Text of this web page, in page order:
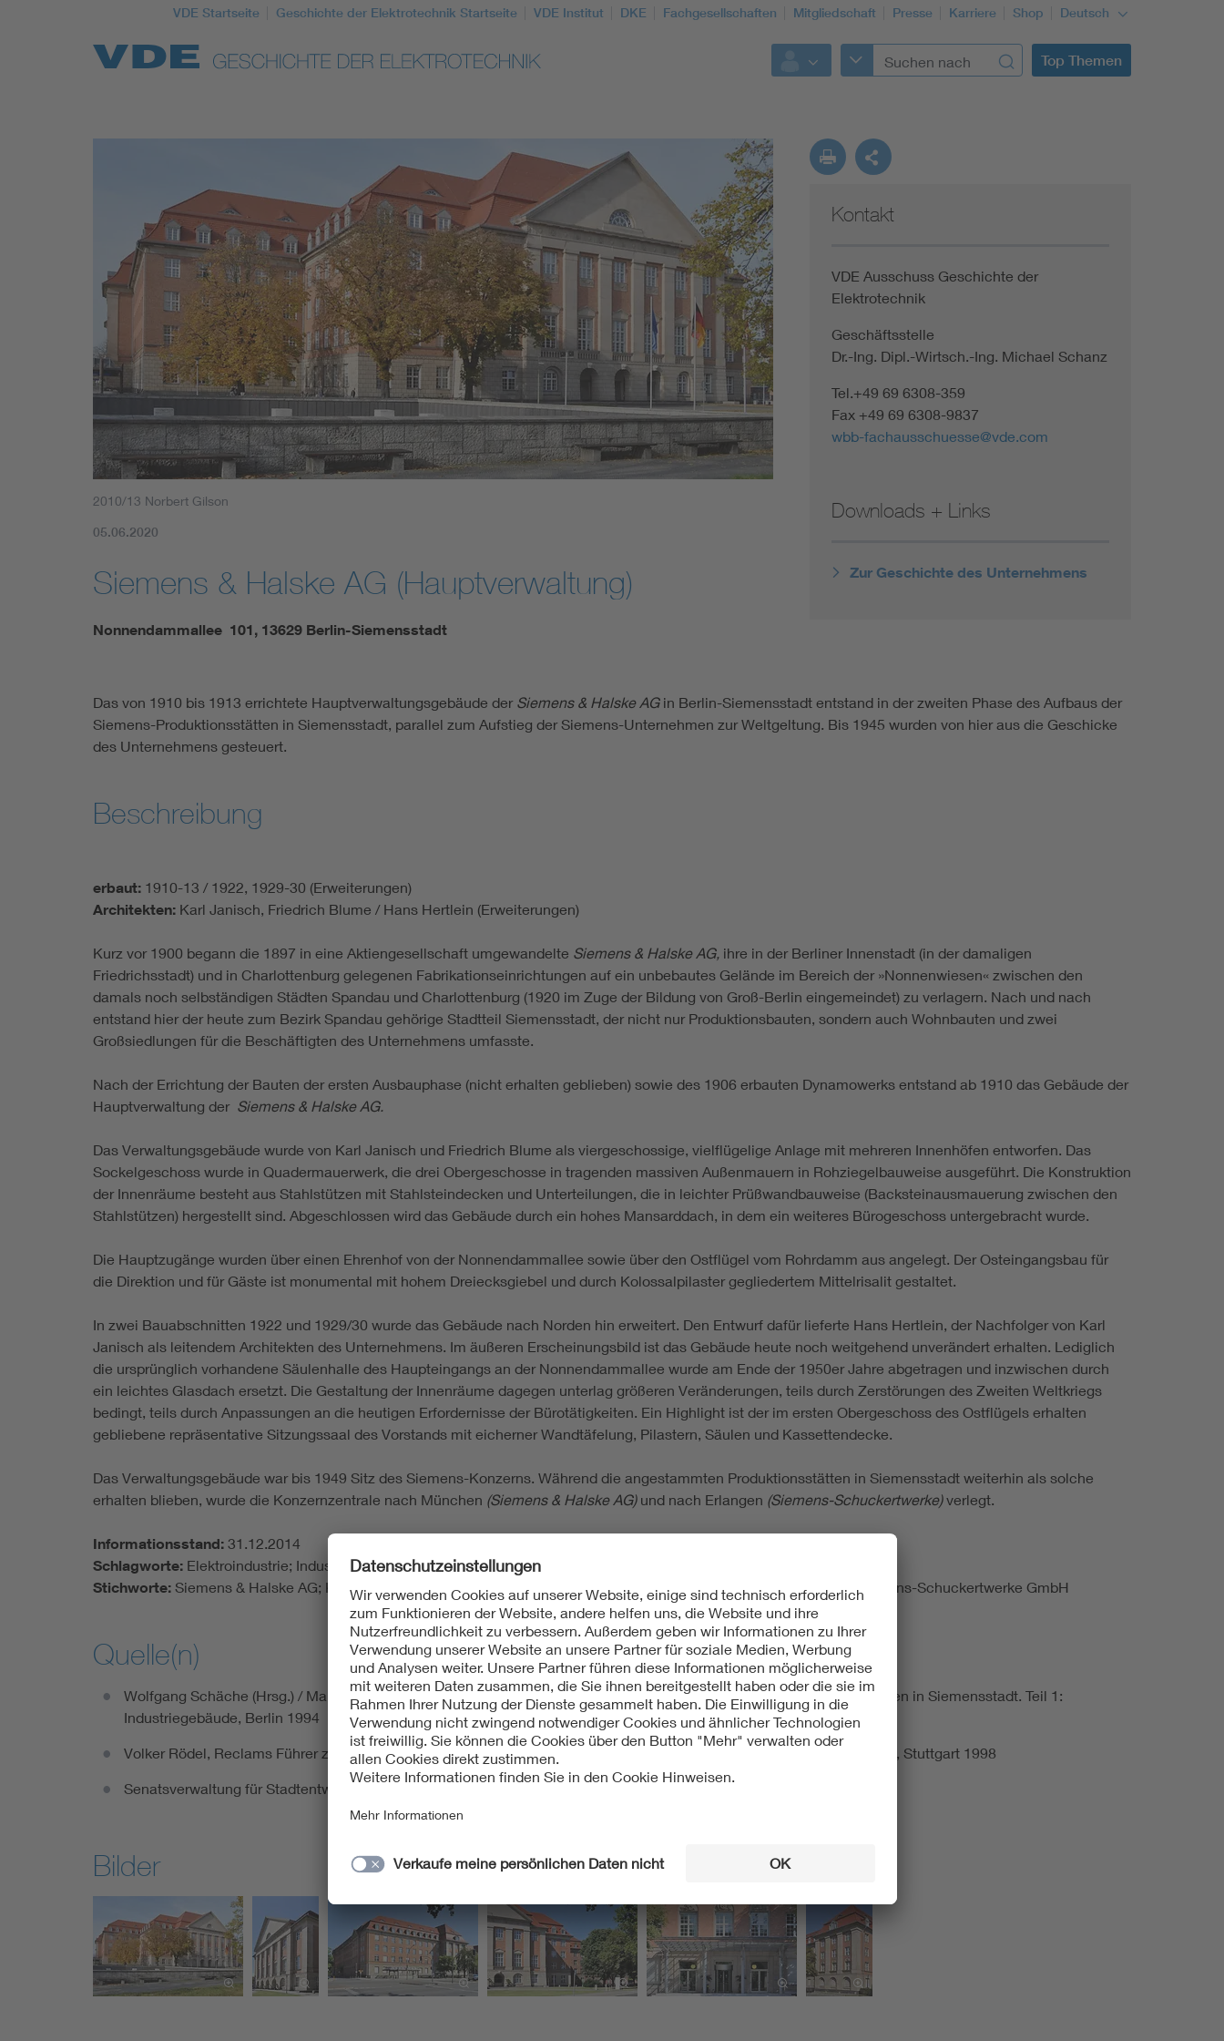
VDE Startseite Geschichte der Elektrotechnik Startseite VDE Institut DKE Fachgesellschaften Mitgliedschaft Presse Karriere Shop Deutsch
Top Themen
Top Themen
Weitere Themen
2010/13 Norbert Gilson
05.06.2020
Siemens & Halske AG (Hauptverwaltung)
Nonnendammallee 101, 13629 Berlin-Siemensstadt
Kontakt
VDE Ausschuss Geschichte der
Elektrotechnik
Geschäftsstelle
Dr.-Ing. Dipl.-Wirtsch.-Ing. Michael Schanz
Tel.+49 69 6308-359
Fax +49 69 6308-9837
wbb-fachausschuesse@vde.com
Downloads + Links
Zur Geschichte des Unternehmens
Das von 1910 bis 1913 errichtete Hauptverwaltungsgebäude der Siemens & Halske AGin Berlin-Siemensstadt entstand in der zweiten Phase des Aufbaus der
Siemens-Produktionsstätten in Siemensstadt, parallel zum Aufstieg der Siemens-Unternehmen zur Weltgeltung. Bis 1945 wurden von hier aus die Geschicke
des Unternehmens gesteuert.
Beschreibung
erbaut: 1910-13 / 1922, 1929-30 (Erweiterungen)
Architekten: Karl Janisch, Friedrich Blume / Hans Hertlein (Erweiterungen)
Kurz vor 1900 begann die 1897 in eine Aktiengesellschaft umgewandelte Siemens & Halske AG, ihre in der Berliner Innenstadt (in der damaligen
Friedrichsstadt) und in Charlottenburg gelegenen Fabrikationseinrichtungen auf ein unbebautes Gelände im Bereich der »Nonnenwiesen« zwischen den
damals noch selbständigen Städten Spandau und Charlottenburg (1920 im Zuge der Bildung von Groß-Berlin eingemeindet) zu verlagern. Nach und nach
entstand hier der heute zum Bezirk Spandau gehörige Stadtteil Siemensstadt, der nicht nur Produktionsbauten, sondern auch Wohnbauten und zwei
Großsiedlungen für die Beschäftigten des Unternehmens umfasste.
Nach der Errichtung der Bauten der ersten Ausbauphase (nicht erhalten geblieben) sowie des 1906 erbauten Dynamowerks entstand ab 1910 das Gebäude der
Hauptverwaltung der Siemens & Halske AG.
Das Verwaltungsgebäude wurde von Karl Janisch und Friedrich Blume als viergeschossige, vielflügelige Anlage mit mehreren Innenhöfen entworfen. Das
Sockelgeschoss wurde in Quadermauerwerk, die drei Obergeschosse in tragenden massiven Außenmauern in Rohziegelbauweise ausgeführt. Die Konstruktion
der Innenräume besteht aus Stahlstützen mit Stahlsteindecken und Unterteilungen, die in leichter Prüßwandbauweise (Backsteinausmauerung zwischen den
Stahlstützen) hergestellt sind. Abgeschlossen wird das Gebäude durch ein hohes Mansarddach, in dem ein weiteres Bürogeschoss untergebracht wurde.
Die Hauptzugänge wurden über einen Ehrenhof von der Nonnendammallee sowie über den Ostflügel vom Rohrdamm aus angelegt. Der Osteingangsbau für
die Direktion und für Gäste ist monumental mit hohem Dreiecksgiebel und durch Kolossalpilaster gegliedertem Mittelrisalit gestaltet.
In zwei Bauabschnitten 1922 und 1929/30 wurde das Gebäude nach Norden hin erweitert. Den Entwurf dafür lieferte Hans Hertlein, der Nachfolger von Karl
Janisch als leitendem Architekten des Unternehmens. Im äußeren Erscheinungsbild ist das Gebäude heute noch weitgehend unverändert erhalten. Lediglich
die ursprünglich vorhandene Säulenhalle des Haupteingangs an der Nonnendammallee wurde am Ende der 1950er Jahre abgetragen und inzwischen durch
ein leichtes Glasdach ersetzt. Die Gestaltung der Innenräume dagegen unterlag größeren Veränderungen, teils durch Zerstörungen des Zweiten Weltkriegs
bedingt, teils durch Anpassungen an die heutigen Erfordernisse der Bürotätigkeiten. Ein Highlight ist der im ersten Obergeschoss des Ostflügels erhalten
gebliebene repräsentative Sitzungssaal des Vorstands mit eicherner Wandtäfelung, Pilastern, Säulen und Kassettendecke.
Das Verwaltungsgebäude war bis 1949 Sitz des Siemens-Konzerns. Während die angestammten Produktionsstätten in Siemensstadt weiterhin als solche
erhalten blieben, wurde die Konzernzentrale nach München (Siemens & Halske AG)und nach Erlangen (Siemens-Schuckertwerke)verlegt.
Informationsstand: 31.12.2014
Schlagworte: Elektroindustrie; Industry
Stichworte: Siemens & Halske AG; Karl Janisch; Friedrich Blume; Hans Hertlein; Siemensstadt; München; Erlangen; Siemens-Schuckertwerke GmbH
Quelle(n)
Wolfgang Schäche (Hrsg.) / Manfred Strielinsky / Dietrich Worbs (Redaktion), Denkmalschutzkonzeption. Siemensbauten in Siemensstadt. Teil 1:
Industriegebäude, Berlin 1994
Volker Rödel, Reclams Führer zu den Denkmalen der Industrie und Technik in Deutschland. Bd. 2. Neue Länder - Berlin, Stuttgart 1998
Senatsverwaltung für Stadtentwicklung und Umwelt, Denkmaldatenbank, Eintrag 09085700
Bilder